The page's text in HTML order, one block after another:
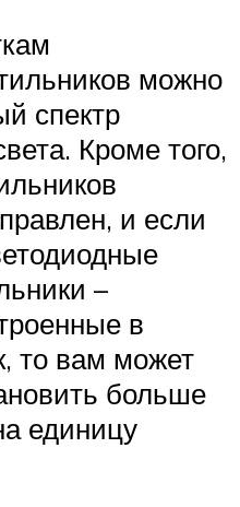
можно
спектр
Кроме того,
и если
–
в
то вам может
больше
единицу